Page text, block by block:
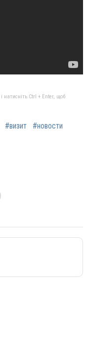
натисніть Ctrl + Enter, щоб
#визит
#новости